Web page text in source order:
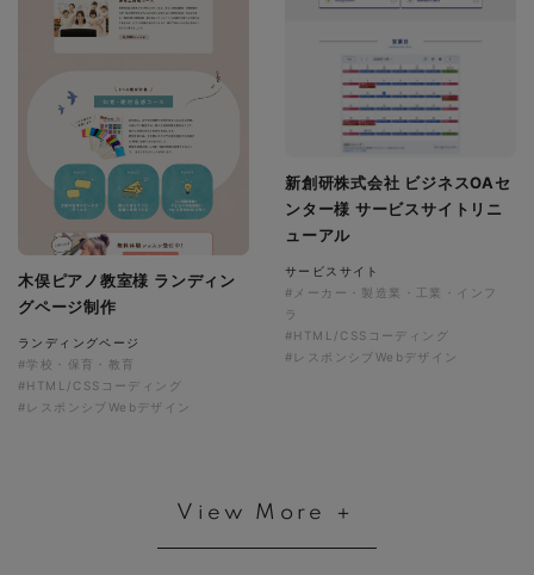
新創研株式会社 ビジネスOAセ
ンター様 サービスサイトリニ
ューアル
サービスサイト
#メーカー・製造業・工業・インフ
ラ
#HTML/CSSコーディング
#レスポンシブWebデザイン
木俣ピアノ教室様 ランディン
グページ制作
ランディングページ
#学校・保育・教育
#HTML/CSSコーディング
#レスポンシブWebデザイン
View More ＋